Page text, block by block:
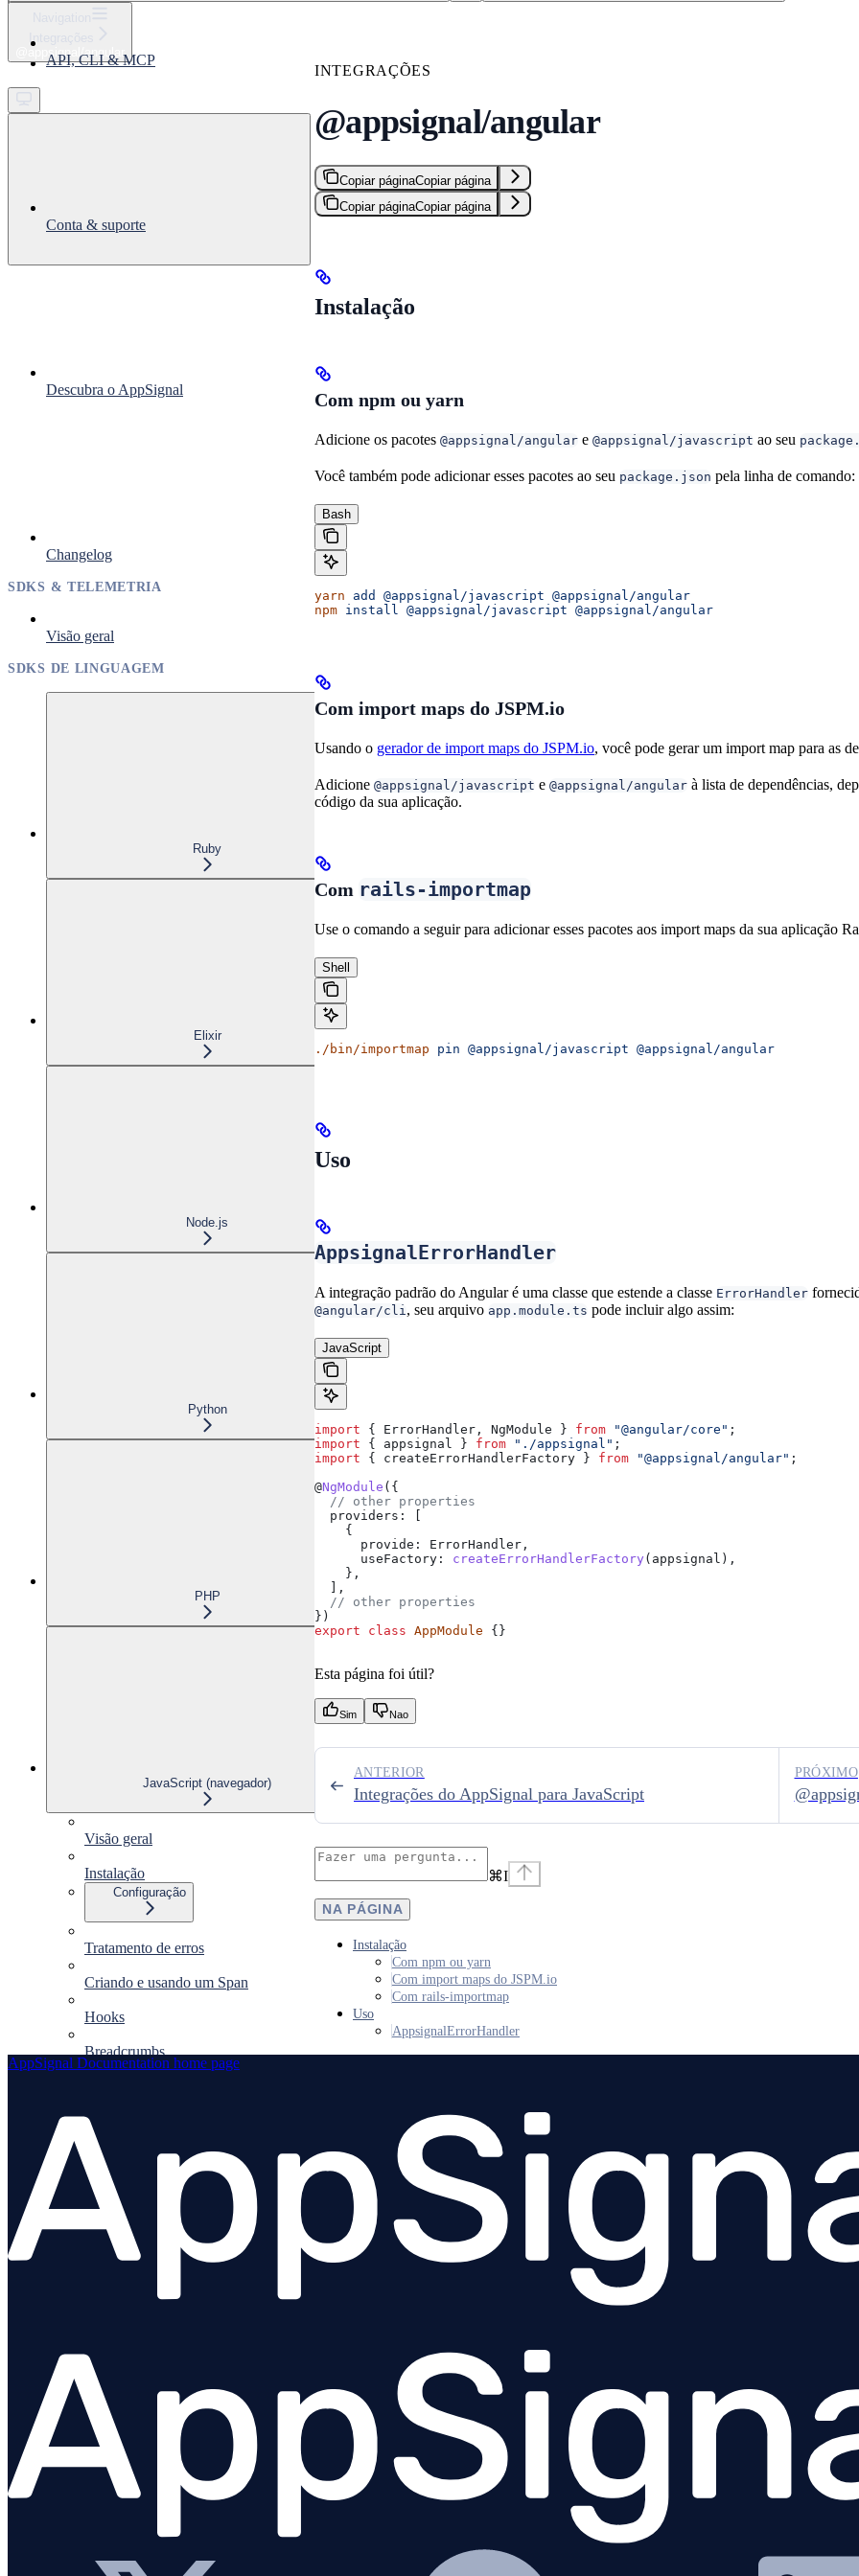
Get started
Integrações
@appsignal/angular
API, CLI & MCP
Conta & suporte
Descubra o AppSignal
Changelog
SDKS & TELEMETRIA
Visão geral
SDKS DE LINGUAGEM
Ruby
Elixir
Node.js
Python
PHP
JavaScript (navegador)
Visão geral
Instalação
Configuração
Tratamento de erros
Criando e usando um Span
Hooks
Breadcrumbs
Visão geral
Ember
@appsignal/preact
Plugins
Solução de problemas
INTEGRAÇÕES
@appsignal/angular
Copiar páginaCopiar página
Copiar páginaCopiar página
Instalação
Com npm ou yarn
Adicione os pacotes @appsignal/angular e @appsignal/javascript ao seu
Você também pode adicionar esses pacotes ao seu package.json pela linha de comando:
Bash
yarn add @appsignal/javascript @appsignal/angular
npm install @appsignal/javascript @appsignal/angular
Com import maps do JSPM.io
Usando o gerador de import maps do JSPM.io, você pode gerar um import map para as
Adicione @appsignal/javascript e @appsignal/angular à lista de dependências,
código da sua aplicação.
Com rails-importmap
Use o comando a seguir para adicionar esses pacotes aos import maps da sua aplicação
Shell
./bin/importmap pin @appsignal/javascript @appsignal/angular
Uso
AppsignalErrorHandler
A integração padrão do Angular é uma classe que estende a classe ErrorHandler
@angular/cli, seu arquivo app.module.ts pode incluir algo assim:
JavaScript
import { ErrorHandler , NgModule } from "@angular/core" ;
import { appsignal } from "./appsignal" ;
import { createErrorHandlerFactory } from "@appsignal/angular" ;
@NgModule ({
  // other properties
  providers:
    {
      provide:
ErrorHandler ,
      useFactory:
createErrorHandlerFactory ( appsignal ),
    },
  ],
  // other properties
})
export class AppModule {}
Esta página foi útil?
Sim Nao
Integrações do AppSignal para JavaScript
ANTERIOR PRÓXIMO
⌘I
NA PÁGINA
Instalação
Com npm ou yarn
Com import maps do JSPM.io
Com rails-importmap
Uso
AppsignalErrorHandler
AppSignal Documentation home page